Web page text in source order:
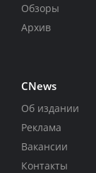
Обзоры
Архив
CNews
Об издании
Реклама
Вакансии
Контакты